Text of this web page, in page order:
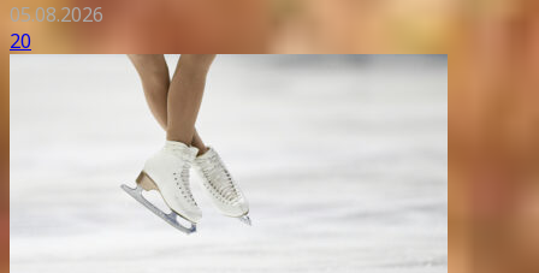
05.08.2026
20